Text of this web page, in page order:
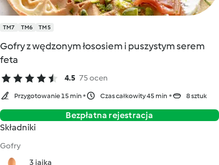
TM7 TM6 TM5
Gofry z wędzonym łososiem i puszystym serem
feta
4.5 75 ocen
Przygotowanie 15 min Czas całkowity 45 min 8 sztuk
Bezpłatna rejestracja
Składniki
Gofry
3 jajka